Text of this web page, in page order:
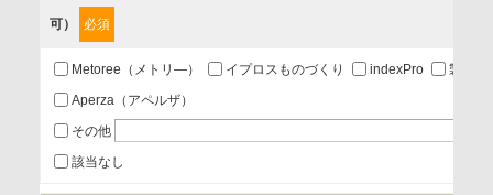
第三者提供の有無
あり
a.個人情報の提供・利用目的
当該企業/団体のサービス等のご案内及び当該企業/団体からの
可） 必須
Metoree（メトリ―） イプロスものづくり indexPro
製品ナ
Aperza（アペルザ）
その他
該当なし